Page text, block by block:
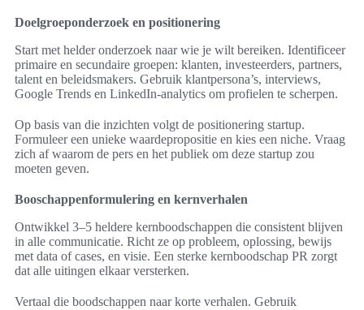
Doelgroeponderzoek en positionering
Start met helder onderzoek naar wie je wilt bereiken. Identificeer
primaire en secundaire groepen: klanten, investeerders, partners,
talent en beleidsmakers. Gebruik klantpersona’s, interviews,
Google Trends en LinkedIn-analytics om profielen te scherpen.
Op basis van die inzichten volgt de positionering startup.
Formuleer een unieke waardepropositie en kies een niche. Vraag
zich af waarom de pers en het publiek om deze startup zou
moeten geven.
Booschappenformulering en kernverhalen
Ontwikkel 3–5 heldere kernboodschappen die consistent blijven
in alle communicatie. Richt ze op probleem, oplossing, bewijs
met data of cases, en visie. Een sterke kernboodschap PR zorgt
dat alle uitingen elkaar versterken.
Vertaal die boodschappen naar korte verhalen. Gebruik